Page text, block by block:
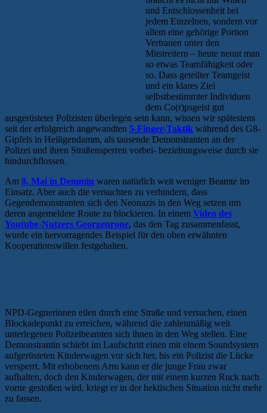
und Entschlossenheit bei
jedem Einzelnen, sondern vor
allem eine gehörige Portion
Vertrauen unter den
Mitstreitern – heute nennt man
so etwas Teamfähigkeit oder
so. Dass geteilter Teamgeist
und ein klares Ziel
selbstbestimmter Individuen
dem Co(r)psgeist gut
ausgerüsteter Polizisten überlegen sein kann, wissen wir spätestens
seit der erfolgreich angewandten 5-Finger-Taktik während des G8-
Gipfels in Heiligendamm, als tausende Demonstranten an der
Polizei und ihren Straßensperren vorbei- beziehungsweise durch sie
hindurchflossen.
Am 8. Mai in Demmin waren natürlich weit weniger Beamte im
Einsatz. Aber auch die versuchten zu verhindern, dass
Gegendemonstranten sich den Neonazis in den Weg setzen um
deren angemeldete Route zu blockieren. In einem Video des
Youtube-Nutzers Georgenrone, das den Tag zusammenfasst,
wurde ein hervorragendes Beispiel für den oben erwähnten
Kooperationswillen festgehalten.
NPD-Gegnerinnen eilen durch eine Straße und versuchen, einen
Blockadepunkt zu erreichen, während die zahlenmäßig weit
unterlegenen Polizeibeamten sich ihnen in den Weg stellen. Eine
Demonstrantin schiebt im Laufschritt einen mit einem Soundsystem
aufgerüsteten Kinderwagen vor sich her, bis ein Polizist die Lücke
versperrt. Mit erhobenem Arm kann er die junge Frau zwar
aufhalten, doch den Kinderwagen, der mit einem kurzen Ruck nach
vorne gestoßen wird, kriegt er in der hektischen Situation nicht mehr
zu fassen.